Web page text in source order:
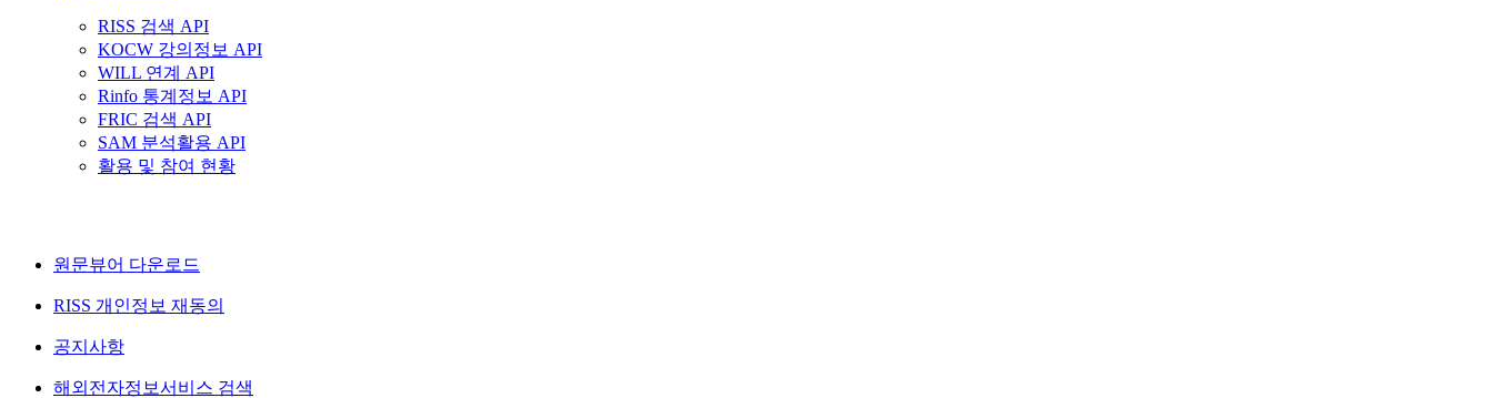
RISS 검색 API
KOCW 강의정보 API
WILL 연계 API
Rinfo 통계정보 API
FRIC 검색 API
SAM 분석활용 API
활용 및 참여 현황
원문뷰어 다운로드
RISS 개인정보 재동의
공지사항
해외전자정보서비스 검색